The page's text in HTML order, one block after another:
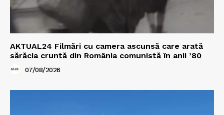
AKTUAL24 Filmări cu camera ascunsă care arată
sărăcia cruntă din România comunistă în anii ’80
07/08/2026